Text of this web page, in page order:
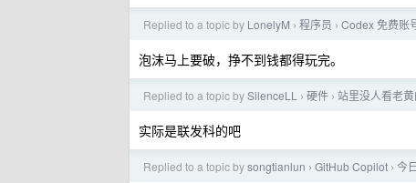
Replied to a topic by LonelyM › 程序员 › Codex 免费账
泡沫马上要破，挣不到钱都得玩完。
Replied to a topic bySilenceLL › 硬件 › 站里没人看老
实际是联发科的吧
Replied to a topic bysongtianlun › GitHub Copilot › 今